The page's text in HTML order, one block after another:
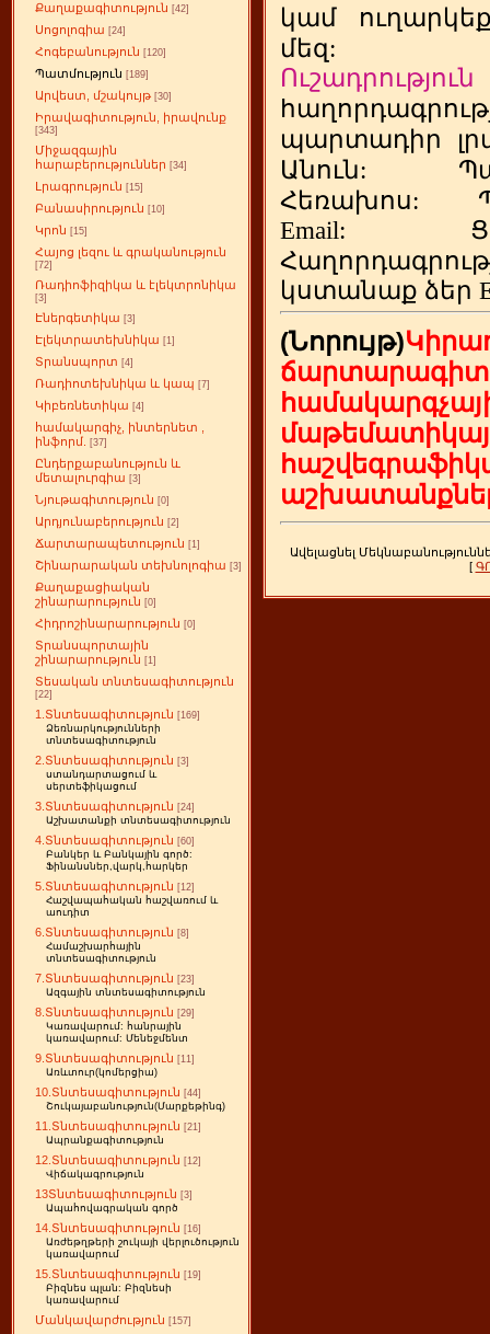
Քաղաքագիտություն [42]
Սոցոլոգիա [24]
Հոգեբանություն [120]
Պատմություն [189]
Արվեստ, մշակույթ [30]
Իրավագիտություն, իրավունք
[343]
Միջազգային
հարաբերություններ [34]
Լրագրություն [15]
Բանասիրություն [10]
Կրոն [15]
Հայոց լեզու և գրականություն
[72]
Ռադիոֆիզիկա և էլեկտրոնիկա
[3]
Էներգետիկա [3]
Էլեկտրատեխնիկա [1]
Տրանսպորտ [4]
Ռադիոտեխնիկա և կապ [7]
Կիբեռնետիկա [4]
համակարգիչ, ինտերնետ ,
ինֆորմ.
[37]
Ընդերքաբանություն և
մետալուրգիա [3]
Նյութագիտություն [0]
Արդյունաբերություն [2]
Ճարտարապետություն [1]
Շինարարական տեխնոլոգիա [3]
Քաղաքացիական
շինարարություն [0]
Հիդրոշինարարություն [0]
Տրանսպորտային
շինարարություն [1]
Տեսական տնտեսագիտություն
[22]
1.Տնտեսագիտություն [169]
Ձեռնարկությունների
տնտեսագիտություն
2.Տնտեսագիտություն [3]
ստանդարտացում և
սերտեֆիկացում
3.Տնտեսագիտություն [24]
Աշխատանքի տնտեսագիտություն
4.Տնտեսագիտություն [60]
Բանկեր և Բանկային գործ:
Ֆինանսներ,վարկ,հարկեր
5.Տնտեսագիտություն [12]
Հաշվապահական հաշվառում և
աուդիտ
6.Տնտեսագիտություն [8]
Համաշխարհային
տնտեսագիտություն
7.Տնտեսագիտություն [23]
Ազգային տնտեսագիտություն
8.Տնտեսագիտություն [29]
Կառավարում: հանրային
կառավարում: Մենեջմենտ
9.Տնտեսագիտություն [11]
Առևտուր(կոմերցիա)
10.Տնտեսագիտություն [44]
Շուկայաբանություն(Մարքեթինգ)
11.Տնտեսագիտություն [21]
Ապրանքագիտություն
12.Տնտեսագիտություն [12]
Վիճակագրություն
13Տնտեսագիտություն [3]
Ապահովագրական գործ
14.Տնտեսագիտություն [16]
Առժեթղթերի շուկայի վերլուծություն
կառավարում
15.Տնտեսագիտություն [19]
Բիզնես պլան: Բիզնեսի
կառավարում
Մանկավարժություն [157]
կամ
մեզ:
Ուշադրություն
պարտադիր
Անուն:
Հեռախոս:
Email:
կստանաք ձեր
(Նորույթ)
Ավելացնել
[